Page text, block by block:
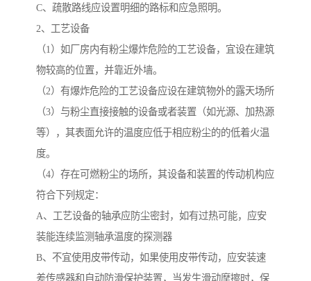
C、疏散路线应设置明细的路标和应急照明。
2、工艺设备
（1）如厂房内有粉尘爆炸危险的工艺设备，宜设在建筑
物较高的位置，并靠近外墙。
（2）有爆炸危险的工艺设备应设在建筑物外的露天场所
（3）与粉尘直接接触的设备或者装置（如光源、加热源
等），其表面允许的温度应低于相应粉尘的的低着火温
度。
（4）存在可燃粉尘的场所，其设备和装置的传动机构应
符合下列规定：
A、工艺设备的轴承应防尘密封，如有过热可能，应安
装能连续监测轴承温度的探测器
B、不宜使用皮带传动，如果使用皮带传动，应安装速
差传感器和自动防滑保护装置，当发生滑动摩擦时，保